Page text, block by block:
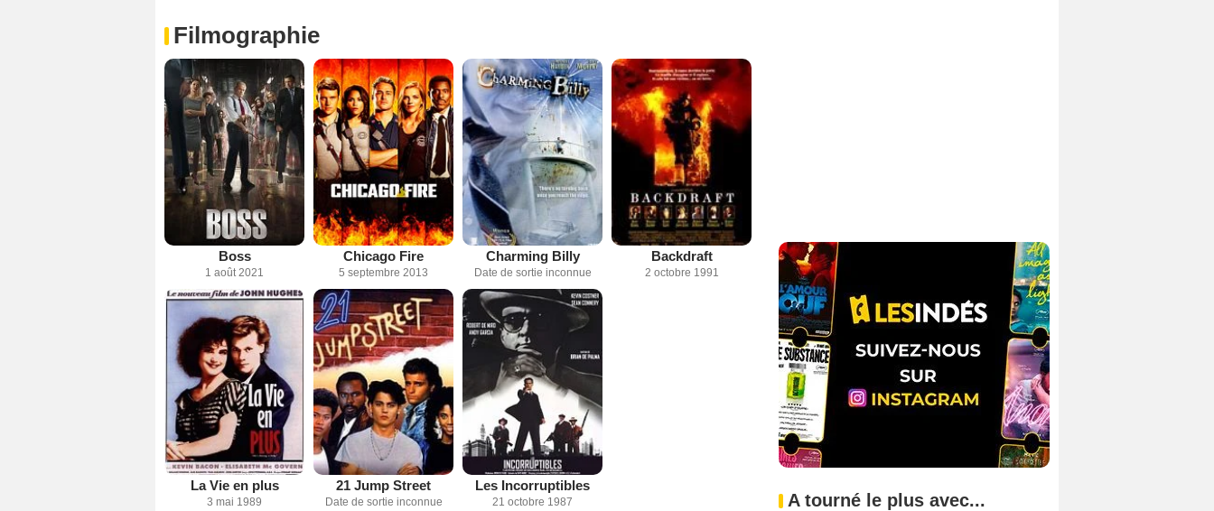
Filmographie
Boss
1 août 2021
Chicago Fire
5 septembre 2013
Charming Billy
Date de sortie inconnue
Backdraft
2 octobre 1991
La Vie en plus
3 mai 1989
21 Jump Street
Date de sortie inconnue
Les Incorruptibles
21 octobre 1987 A tourné le plus avec...